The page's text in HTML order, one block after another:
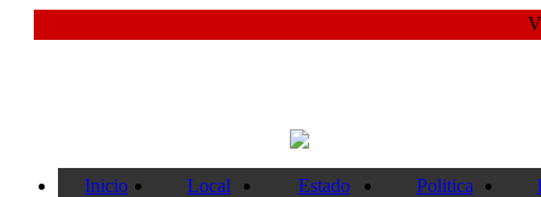
Inicio Local Estado Politica